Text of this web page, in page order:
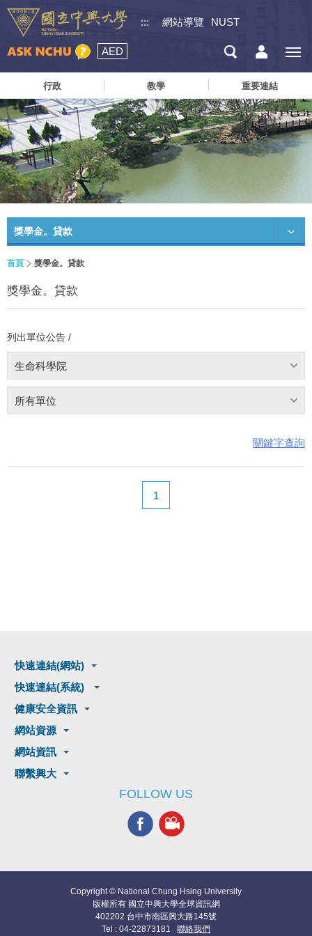
::: 網站導覽 NUST
AED
行政 教學 重要連結
獎學金。貸款
首頁 獎學金。貸款
獎學金。貸款
列出單位公告 /
生命科學院
所有單位
關鍵字查詢
1
快速連結(網站)
快速連結(系統)
健康安全資訊
網站資源
網站資訊
聯繫興大
FOLLOW US
Copyright © National Chung Hsing University
版權所有 國立中興大學全球資訊網
402202 台中市南區興大路145號
Tel : 04-22873181 聯絡我們